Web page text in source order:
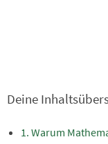
Deine
Warum